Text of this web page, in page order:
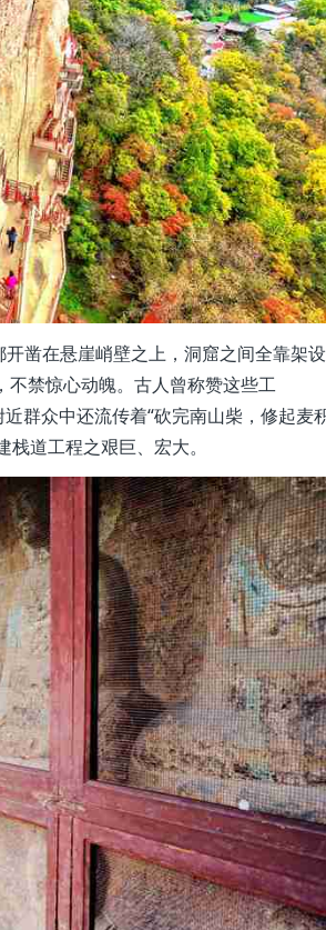
凿在悬崖峭壁之上，洞窟之间全靠架设
禁惊心动魄。古人曾称赞这些工
群众中还流传着“砍完南山柴，修起麦
道工程之艰巨、宏大。